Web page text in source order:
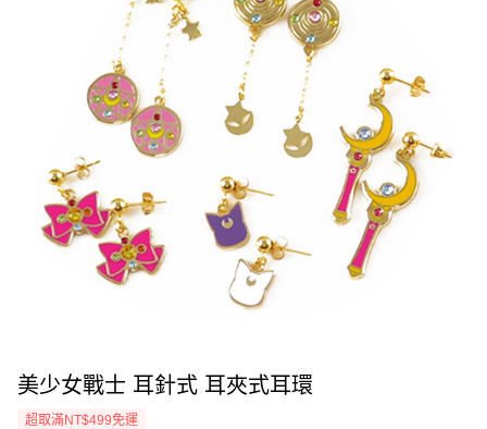
美少女戰士 耳針式 耳夾式耳環
超取滿NT$499免運